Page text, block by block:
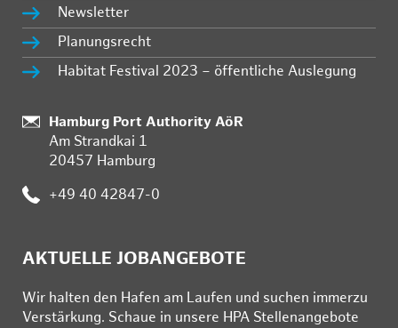
Newsletter
Planungsrecht
Habitat Festival 2023 – öffentliche Auslegung
Standort:
Hamburg Port Authority AöR
Am Strandkai 1
20457 Hamburg
Telefon:
+49 40 42847-0
AKTUELLE JOBANGEBOTE
Wir hal­ten den Ha­fen am Lau­fen und su­chen im­mer­zu
Ver­stär­kung. Schau­e in un­se­re HPA Stel­len­an­ge­bo­te